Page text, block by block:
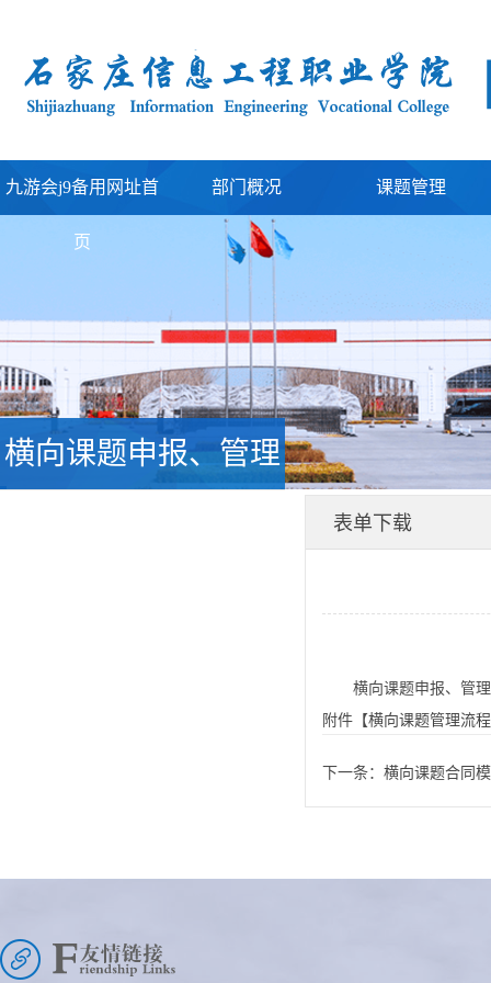
九游会j9备用网址首
页
部门概况 课题管理
横向课题申报、管理
表单下载
横向课题申报、管
附件【横向课题管理流
下一条： 横向课题合同